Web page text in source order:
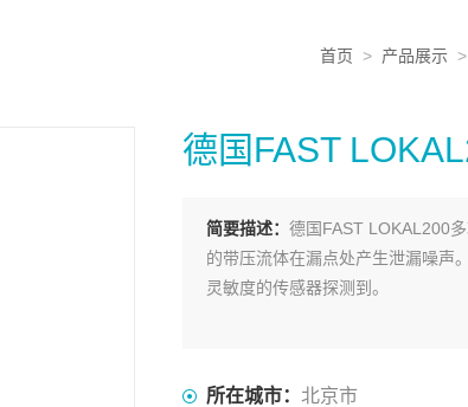
首页 > 产品展示 >
德国FAST
简要描述： 德国FAST LOKAL200
的带压流体在漏点处产生泄漏噪声
灵敏度的传感器探测到。
所在城市： 北京市